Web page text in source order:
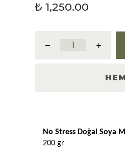
₺ 1,250.00
No Stress Doğal Soya
200 gr